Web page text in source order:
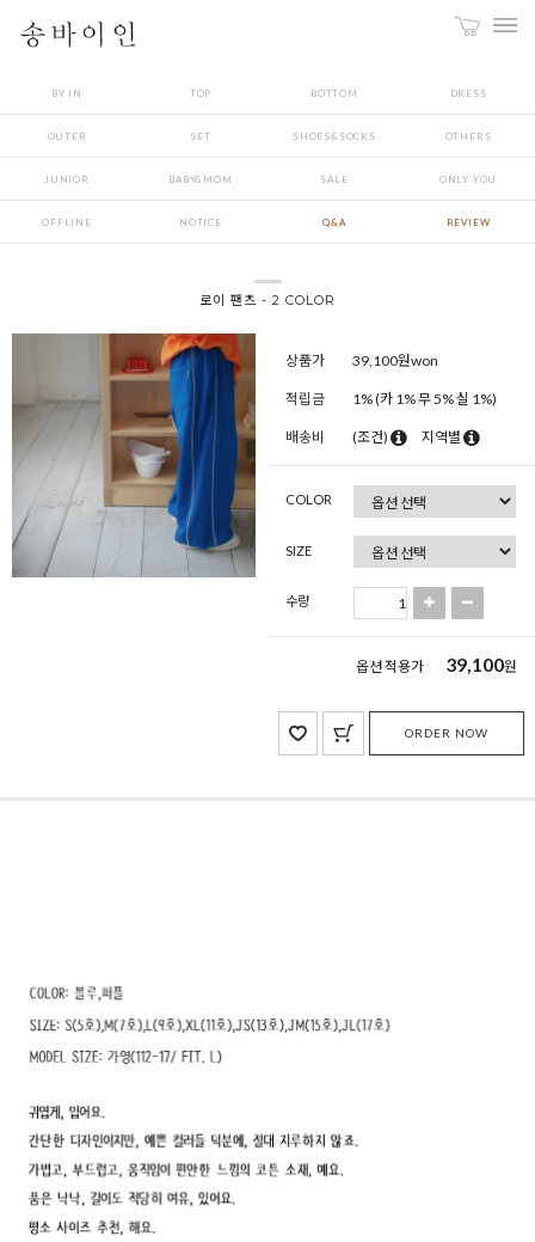
BY IN TOP BOTTOM DRESS
OUTER SET SHOES&SOCKS OTHERS
JUNIOR BABY&MOM SALE ONLY YOU
OFFLINE NOTICE Q&A REVIEW
로이 팬츠 - 2 COLOR
상품가 39,100원won
적립금 1% (카 1% 무 5% 실 1%)
배송비 (조건) 지역별
COLOR
SIZE
수량
옵션 적용가 39,100원
ORDER NOW